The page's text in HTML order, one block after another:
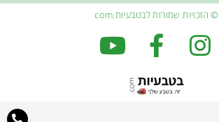
© הזכויות שמורות לבטבעיות.com